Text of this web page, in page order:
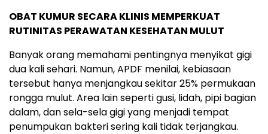
OBAT KUMUR SECARA KLINIS MEMPERKUAT
RUTINITAS PERAWATAN KESEHATAN MULUT
Banyak orang memahami pentingnya menyikat gigi
dua kali sehari. Namun, APDF menilai, kebiasaan
tersebut hanya menjangkau sekitar 25% permukaan
rongga mulut. Area lain seperti gusi, lidah, pipi bagian
dalam, dan sela-sela gigi yang menjadi tempat
penumpukan bakteri sering kali tidak terjangkau.